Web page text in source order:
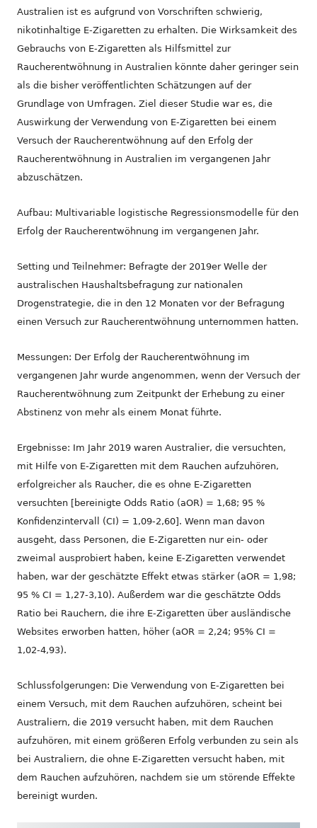
Australien ist es aufgrund von Vorschriften schwierig,
nikotinhaltige E-Zigaretten zu erhalten. Die Wirksamkeit des
Gebrauchs von E-Zigaretten als Hilfsmittel zur
Raucherentwöhnung in Australien könnte daher geringer sein
als die bisher veröffentlichten Schätzungen auf der
Grundlage von Umfragen. Ziel dieser Studie war es, die
Auswirkung der Verwendung von E-Zigaretten bei einem
Versuch der Raucherentwöhnung auf den Erfolg der
Raucherentwöhnung in Australien im vergangenen Jahr
abzuschätzen.
Aufbau: Multivariable logistische Regressionsmodelle für den
Erfolg der Raucherentwöhnung im vergangenen Jahr.
Setting und Teilnehmer: Befragte der 2019er Welle der
australischen Haushaltsbefragung zur nationalen
Drogenstrategie, die in den 12 Monaten vor der Befragung
einen Versuch zur Raucherentwöhnung unternommen hatten.
Messungen: Der Erfolg der Raucherentwöhnung im
vergangenen Jahr wurde angenommen, wenn der Versuch der
Raucherentwöhnung zum Zeitpunkt der Erhebung zu einer
Abstinenz von mehr als einem Monat führte.
Ergebnisse: Im Jahr 2019 waren Australier, die versuchten,
mit Hilfe von E-Zigaretten mit dem Rauchen aufzuhören,
erfolgreicher als Raucher, die es ohne E-Zigaretten
versuchten [bereinigte Odds Ratio (aOR) = 1,68; 95 %
Konfidenzintervall (CI) = 1,09-2,60]. Wenn man davon
ausgeht, dass Personen, die E-Zigaretten nur ein- oder
zweimal ausprobiert haben, keine E-Zigaretten verwendet
haben, war der geschätzte Effekt etwas stärker (aOR = 1,98;
95 % CI = 1,27-3,10). Außerdem war die geschätzte Odds
Ratio bei Rauchern, die ihre E-Zigaretten über ausländische
Websites erworben hatten, höher (aOR = 2,24; 95% CI =
1,02-4,93).
Schlussfolgerungen: Die Verwendung von E-Zigaretten bei
einem Versuch, mit dem Rauchen aufzuhören, scheint bei
Australiern, die 2019 versucht haben, mit dem Rauchen
aufzuhören, mit einem größeren Erfolg verbunden zu sein als
bei Australiern, die ohne E-Zigaretten versucht haben, mit
dem Rauchen aufzuhören, nachdem sie um störende Effekte
bereinigt wurden.